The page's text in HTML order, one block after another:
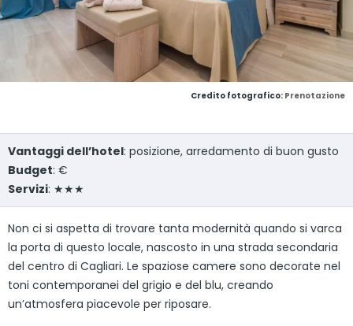
Credito fotografico: Prenotazione
Vantaggi dell’hotel: posizione, arredamento di buon gusto
Budget: €
Servizi: ★★★
Non ci si aspetta di trovare tanta modernità quando si varca
la porta di questo locale, nascosto in una strada secondaria
del centro di Cagliari. Le spaziose camere sono decorate nel
toni contemporanei del grigio e del blu, creando
un’atmosfera piacevole per riposare.